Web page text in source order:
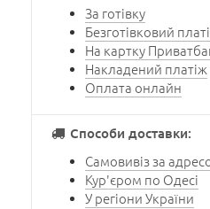
За готівку
Безготівковий
На картку
Накладений платіж
Оплата онлайн
Способи доставки:
Самовивіз за
Кур'єром по Одесі
У регіони України